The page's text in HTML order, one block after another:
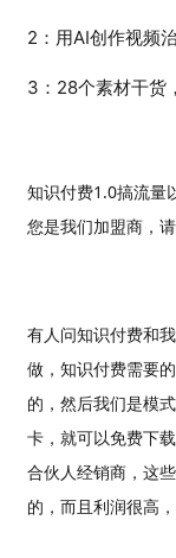
2：用AI创作视频
3：28个素材干货
知识付费1.0搞流量
您是我们加盟商，
有人问知识付费和
做，知识付费需要
的，然后我们是模
卡，就可以免费下
合伙人经销商，这
的，而且利润很高